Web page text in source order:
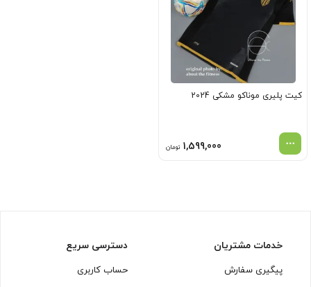
کیت پلیری موناکو مشکی 2024
1,599,000 تومان
خدمات مشتریان
پیگیری سفارش
دسترسی سریع
حساب کاربری